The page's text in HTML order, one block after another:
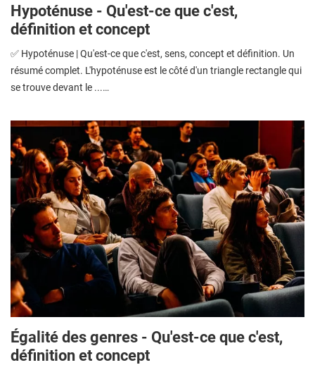
Hypoténuse - Qu'est-ce que c'est,
définition et concept
✅ Hypoténuse | Qu'est-ce que c'est, sens, concept et définition. Un
résumé complet. L'hypoténuse est le côté d'un triangle rectangle qui
se trouve devant le ...…
Égalité des genres - Qu'est-ce que c'est,
définition et concept